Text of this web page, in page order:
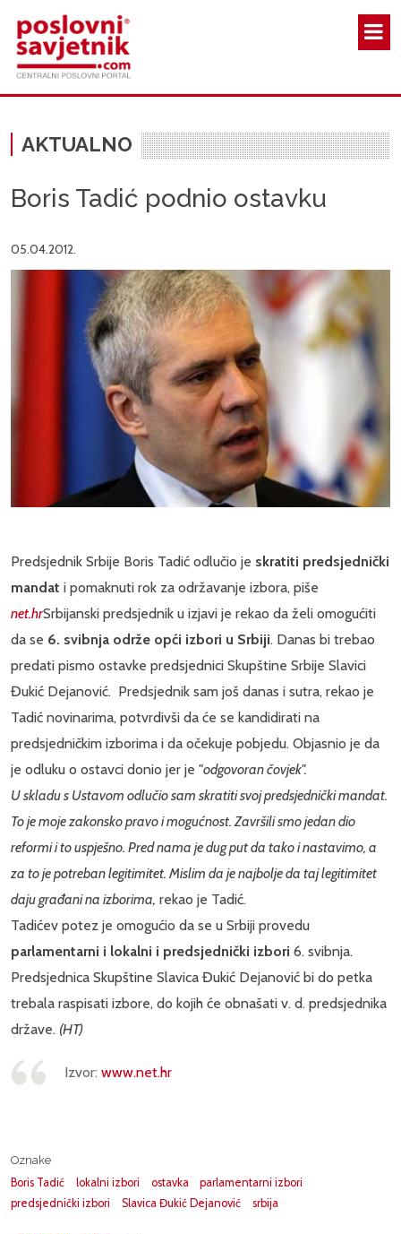
AKTUALNO
Boris Tadić podnio ostavku
05.04.2012.
Predsjednik Srbije Boris Tadić odlučio je skratiti predsjednički
mandat i pomaknuti rok za održavanje izbora, piše
net.hrSrbijanski predsjednik u izjavi je rekao da želi omogućiti
da se 6. svibnja održe opći izbori u Srbiji. Danas bi trebao
predati pismo ostavke predsjednici Skupštine Srbije Slavici
Đukić Dejanović. Predsjednik sam još danas i sutra, rekao je
Tadić novinarima, potvrdivši da će se kandidirati na
predsjedničkim izborima i da očekuje pobjedu. Objasnio je da
je odluku o ostavci donio jer je "odgovoran čovjek".
U skladu s Ustavom odlučio sam skratiti svoj predsjednički mandat.
To je moje zakonsko pravo i mogućnost. Završili smo jedan dio
reformi i to uspješno. Pred nama je dug put da tako i nastavimo, a
za to je potreban legitimitet. Mislim da je najbolje da taj legitimitet
daju građani na izborima, rekao je Tadić.
Tadićev potez je omogućio da se u Srbiji provedu
parlamentarni i lokalni i predsjednički izbori 6. svibnja.
Predsjednica Skupštine Slavica Đukić Dejanović bi do petka
trebala raspisati izbore, do kojih će obnašati v. d. predsjednika
države. (HT)
Izvor: www.net.hr
Oznake
Boris Tadić
lokalni izbori ostavka
parlamentarni izbori
predsjednički izbori
Slavica Đukić Dejanović srbija